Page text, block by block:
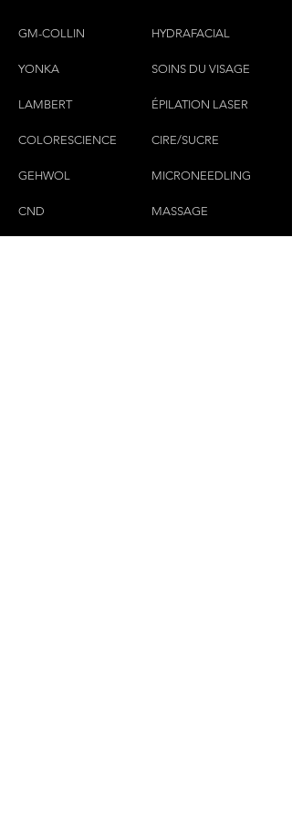
GM-COLLIN
YONKA
LAMBERT
COLORESCIENCE
GEHWOL
CND
HYDRAFACIAL
SOINS DU VISAGE
ÉPILATION LASER
CIRE/SUCRE
MICRONEEDLING
MASSAGE